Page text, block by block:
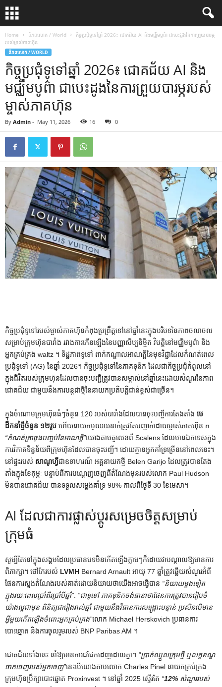
Home ពិភពលោក / World
កិច្ចប្រជុំទូទៅឆ្នាំ 2026៖ ជោគជ័យ AI និងមជ្ឈឹមបូព៌ា ជាបេះដូងនៃការព្រួយបារម្ភ
របស់ម្ចាស់ភាគហ៊ុន
ពិភពលោក / WORLD
កិច្ចប្រជុំទូទៅឆ្នាំ 2026៖ ជោគជ័យ AI និង
មជ្ឈឹមបូព៌ា ជាបេះដូងនៃការព្រួយបារម្ភរបស់
ម្ចាស់ភាគហ៊ុន
By Admin - May 11, 2026 16 0
កិច្ចប្រជុំទូទៅរបស់ម្ចាស់ភាគហ៊ុនកំពុងប្រព្រឹត្តទៅនៅឆ្នាំនេះក្នុងបរិបទនៃភាពចលាចល
សម្រាប់ក្រុមហ៊ុនបារាំង រវាងការកើនឡើងនៃបញ្ញាសិប្បនិម្មិត វិបត្តិនៅមជ្ឈិមបូព៌ា និង
អ្នកគ្រប់គ្រង waltz ។ ទិដ្ឋភាពទូទៅ ពាក់កណ្តាលអាណត្តិនៃមុខវិជ្ជាដែលកំណត់ពេល
ប្រជុំទូទៅ (AG) នៃឆ្នាំ 2026។ កិច្ចប្រជុំទូទៅនៃភាគទុនិក ដែលជាកិច្ចប្រជុំកំពូលនៅ
ក្នុងជីវិតរបស់ក្រុមហ៊ុនដែលបានចុះបញ្ជីត្រូវបានសម្គាល់នៅឆ្នាំនេះដោយសំណួរនៃភាព
ជោគជ័យ ជាមួយនឹងការបន្តជាថ្មីនៃនាយកប្រតិបត្តិជាន់ខ្ពស់ជាច្រើន។
ក្នុងចំណោមក្រុមហ៊ុនធំៗចំនួន 120 របស់បារាំងដែលបានចុះបញ្ជីការតែងតាំង មេ
ដឹកនាំថ្មីចំនួន ១២រូប ហើយនាយកមួយរយនាក់ត្រូវតែបញ្ជាក់ដោយម្ចាស់ភាគហ៊ុន ក
“កំណត់ត្រាចុងបញ្ចប់នៃអាណត្តិ”យោងតាមតួលេខពី Scalens ដែលមានឯកទេសក្នុង
ការវិភាគទិន្នន័យពីក្រុមហ៊ុនដែលបានចុះបញ្ជី។ ដោយគ្មានអ្នកគាំទ្រច្រើននៅពេលនេះ។
នៅផ្ទះរបស់ សាណូហ្វីជាឧទាហរណ៍ អគ្គនាយកថ្មី Belen Garijo ដែលត្រូវបានតែង
តាំងក្នុងខែកុម្ភៈ បន្ទាប់ពីការបណ្តេញចេញពីតំណែងមុនរបស់លោក Paul Hudson
មិនបានជោគជ័យ បានទទួលសម្លេងគាំទ្រ 98% កាលពីថ្ងៃទី 30 ខែមេសា។
AI ដែលជាការផ្លាស់ប្តូរសម្រេចចិត្តសម្រាប់
ក្រុមធំ
សូម្បីតែនៅក្នុងសង្គមដែលប្រធានបទមិនកើតឡើងភ្លាមៗក៏ដោយវាបណ្តាលឱ្យមានការ
ពិភាក្សា។ ថៅកែរបស់ LVMH Bernard Arnault អាយុ 77 ឆ្នាំត្រូវឆ្លើយសំណួរអំពី
ផែនការស្នងតំណែងរបស់គាត់ដោយនិយាយថាយើងអាចធ្វើបាន “និយាយម្តងទៀត
ក្នុងរយៈពេលប្រាំពីរប្រាំបីឆ្នាំ” “ជាទូទៅ ភាគទុនិកចង់ធានាថាផែនការត្រូវបានរៀបចំ
យ៉ាងល្អជាមុន ពិនិត្យជារៀងរាល់ឆ្នាំ ជាមួយនឹងវិធានការសង្គ្រោះបន្ទាន់ ប្រសិនបើមាន
អ្វីមួយកើតឡើងចំពោះអ្នកគ្រប់គ្រង”លោក Michael Herskovich ប្រធានការ
បោះឆ្នោត និងការចូលរួមរបស់ BNP Paribas AM ។
ជោគជ័យទាំងនេះ នាំឱ្យមានការជជែកដេញដោលគ្នា។ “ប្រាក់​ឈ្នួល​ក្រុម​ថ្មី ឬ​លក្ខខណ្ឌ​
ចាកចេញ​របស់​អ្នក​ចេញ”នេះបើយោងតាមលោក Charles Pinel នាយកគ្រប់គ្រង
ក្រុមហ៊ុនប្រឹក្សាបោះឆ្នោត Proxinvest ។ នៅឆ្នាំ 2025 ស្ទើរតែ “12% សំណួររបស់